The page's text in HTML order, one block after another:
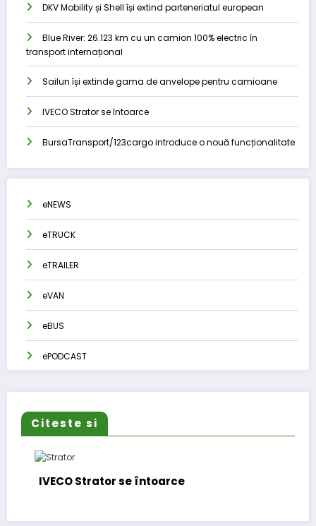
DKV Mobility și Shell își extind parteneriatul european
Blue River: 26.123 km cu un camion 100% electric în
transport internațional
Sailun își extinde gama de anvelope pentru camioane
IVECO Strator se întoarce
BursaTransport/123cargo introduce o nouă funcționalitate
eNEWS
eTRUCK
eTRAILER
eVAN
eBUS
ePODCAST
Citeste si
IVECO Strator se întoarce